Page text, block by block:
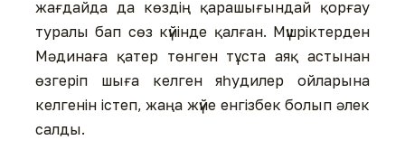
жағдайда да көздің қарашығындай қорғау
туралы бап сөз күйінде қалған. Мүшріктерден
Мәдинаға қатер төнген тұста аяқ астынан
өзгеріп шыға келген яһудилер ойларына
келгенін істеп, жаңа жүйе енгізбек болып әлек
салды.